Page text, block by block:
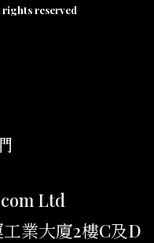
rights reserved
Ltd
業大廈2樓C及D